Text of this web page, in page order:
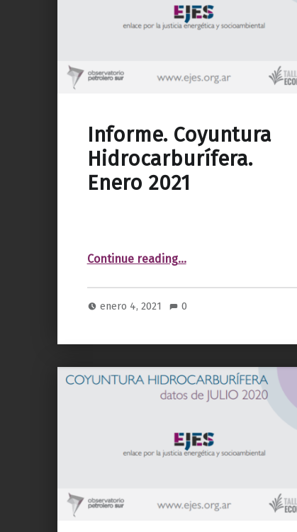
Informe. Coyuntura
Hidrocarburífera.
Enero 2021
Continue reading“Informe. Coyuntura Hidrocarburífera. Enero 2021”
…
enero 4, 2021 0